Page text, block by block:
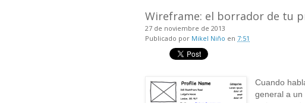
Wireframe: el borrador de tu
27 de noviembre de 2013
Publicado por Mikel Niño en 7:51
Cuando
general a un